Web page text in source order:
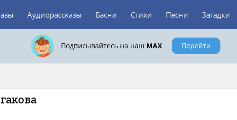
Аудиорассказы Басни Стихи Песни Загадки
Подписывайтесь на наш MAX Перейти